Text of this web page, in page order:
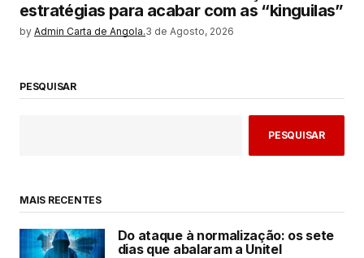
estratégias para acabar com as “kinguilas”
by Admin Carta de Angola.3 de Agosto, 2026
PESQUISAR
PESQUISAR
MAIS RECENTES
Do ataque à normalização: os sete
dias que abalaram a Unitel